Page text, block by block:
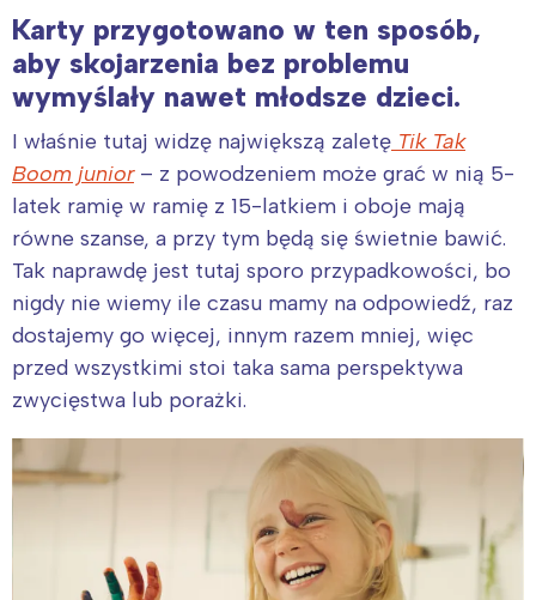
Karty przygotowano w ten sposób,
aby skojarzenia bez problemu
wymyślały nawet młodsze dzieci.
I właśnie tutaj widzę największą zaletę Tik Tak
Boom junior– z powodzeniem może grać w nią 5-
latek ramię w ramię z 15-latkiem i oboje mają
równe szanse, a przy tym będą się świetnie bawić.
Tak naprawdę jest tutaj sporo przypadkowości, bo
nigdy nie wiemy ile czasu mamy na odpowiedź, raz
dostajemy go więcej, innym razem mniej, więc
przed wszystkimi stoi taka sama perspektywa
zwycięstwa lub porażki.